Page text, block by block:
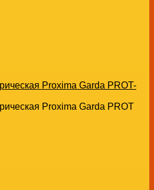
Proxima Garda PROT-
Proxima Garda PROT